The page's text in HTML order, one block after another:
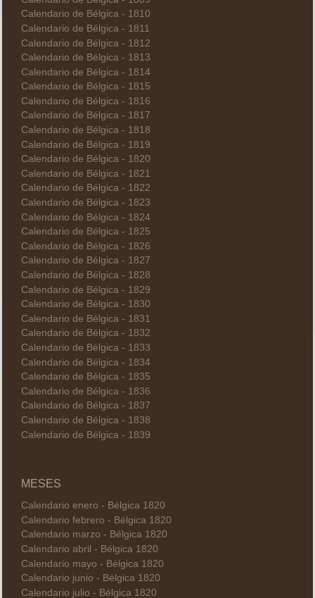
Calendario de Bélgica - 1810
Calendario de Bélgica - 1811
Calendario de Bélgica - 1812
Calendario de Bélgica - 1813
Calendario de Bélgica - 1814
Calendario de Bélgica - 1815
Calendario de Bélgica - 1816
Calendario de Bélgica - 1817
Calendario de Bélgica - 1818
Calendario de Bélgica - 1819
Calendario de Bélgica - 1820
Calendario de Bélgica - 1821
Calendario de Bélgica - 1822
Calendario de Bélgica - 1823
Calendario de Bélgica - 1824
Calendario de Bélgica - 1825
Calendario de Bélgica - 1826
Calendario de Bélgica - 1827
Calendario de Bélgica - 1828
Calendario de Bélgica - 1829
Calendario de Bélgica - 1830
Calendario de Bélgica - 1831
Calendario de Bélgica - 1832
Calendario de Bélgica - 1833
Calendario de Bélgica - 1834
Calendario de Bélgica - 1835
Calendario de Bélgica - 1836
Calendario de Bélgica - 1837
Calendario de Bélgica - 1838
Calendario de Bélgica - 1839
MESES
Calendario enero - Bélgica 1820
Calendario febrero - Bélgica 1820
Calendario marzo - Bélgica 1820
Calendario abril - Bélgica 1820
Calendario mayo - Bélgica 1820
Calendario junio - Bélgica 1820
Calendario julio - Bélgica 1820